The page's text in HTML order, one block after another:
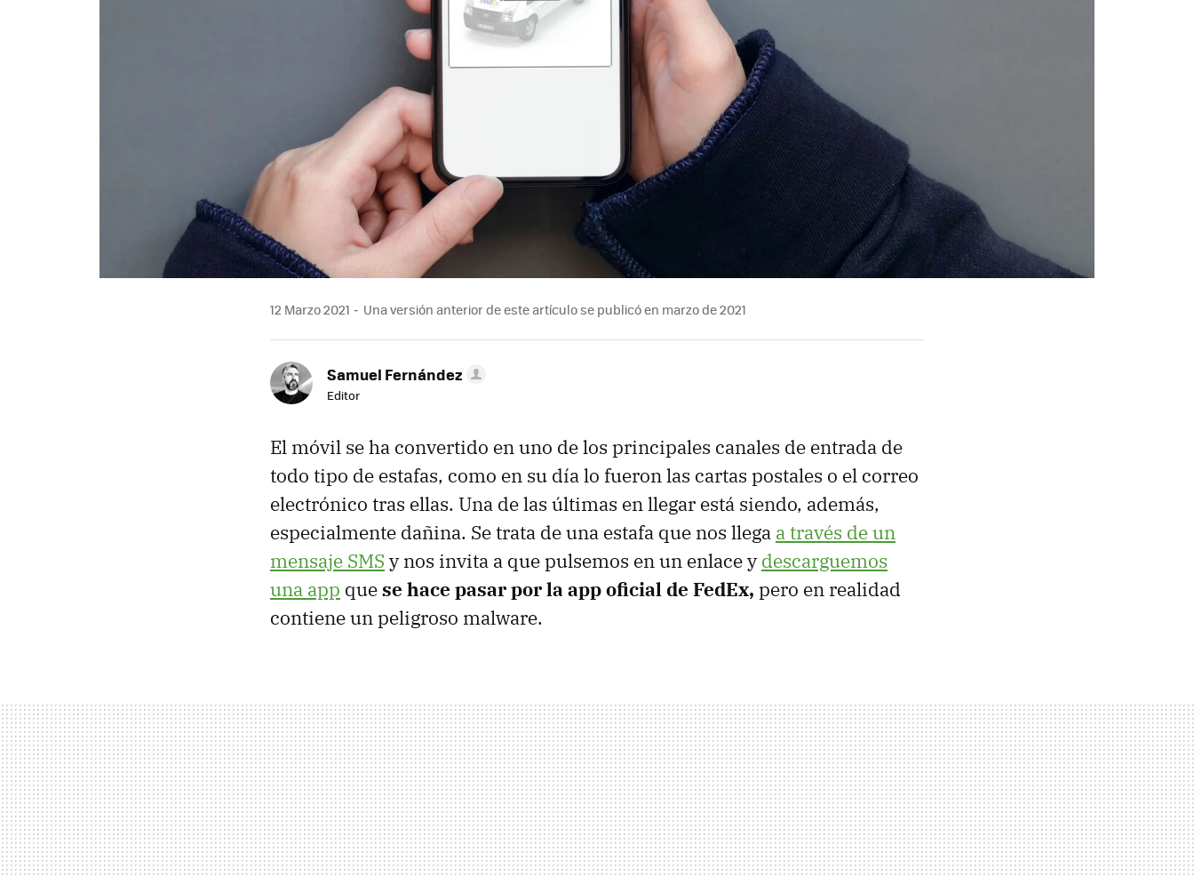
12 Marzo 2021 Una versión anterior de este artículo se publicó en marzo de 2021
Samuel Fernández
Editor
El móvil se ha convertido en uno de los principales canales de entrada de
todo tipo de estafas, como en su día lo fueron las cartas postales o el correo
electrónico tras ellas. Una de las últimas en llegar está siendo, además,
especialmente dañina. Se trata de una estafa que nos llega a través de un
mensaje SMS y nos invita a que pulsemos en un enlace ydescarguemos
una app quese hace pasar por la app oficial de FedEx, pero en realidad
contiene un peligroso malware.